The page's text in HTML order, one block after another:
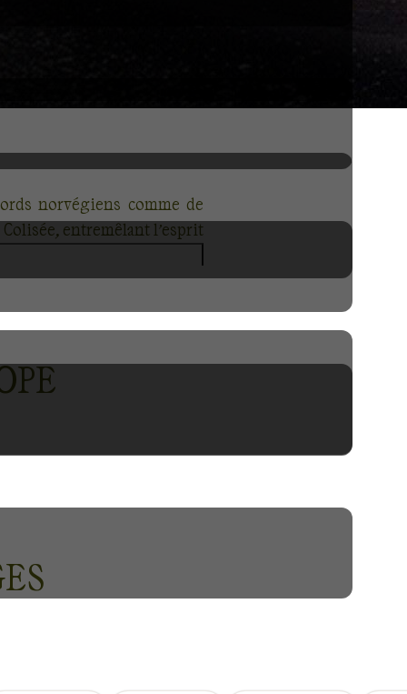
norvégiens comme de
entremêlant l’esprit
entre épopée naturelle et
les familles. Des tapas
saisissante, l'Europe
familiale ponctuée par